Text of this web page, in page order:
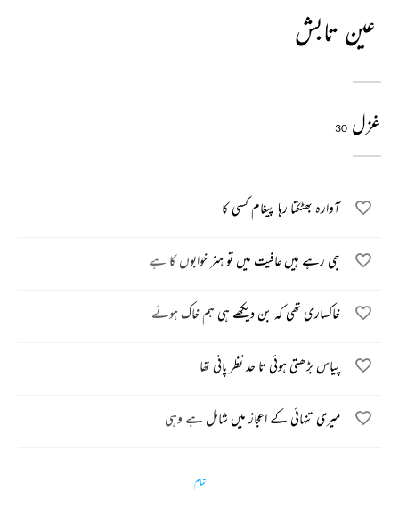
عین تابش
غزل 30
آوارہ بھٹکتا رہا پیغام کسی کا
جی رہے ہیں عافیت میں تو ہنر خوابوں کا ہے
خاکساری تھی کہ بن دیکھے ہی ہم خاک ہوئے
پیاس بڑھتی ہوئی تا حد نظر پانی تھا
میری تنہائی کے اعجاز میں شامل ہے وہی
تمام